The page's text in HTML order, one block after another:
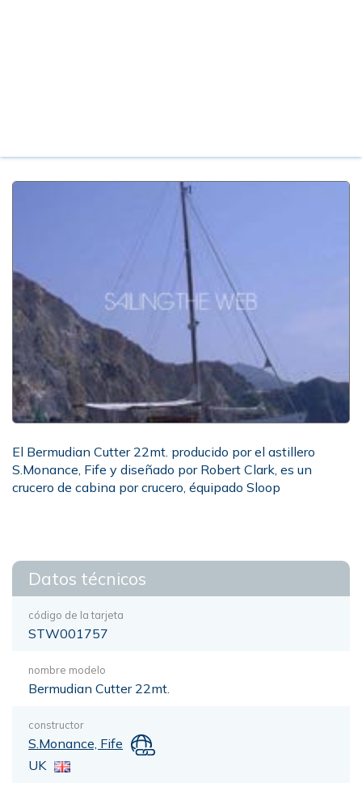
El Bermudian Cutter 22mt. producido por el astillero
S.Monance, Fife y diseñado por Robert Clark, es un
crucero de cabina por crucero, équipado Sloop
Datos técnicos
código de la tarjeta
STW001757
nombre modelo
Bermudian Cutter 22mt.
constructor
S.Monance, Fife
UK